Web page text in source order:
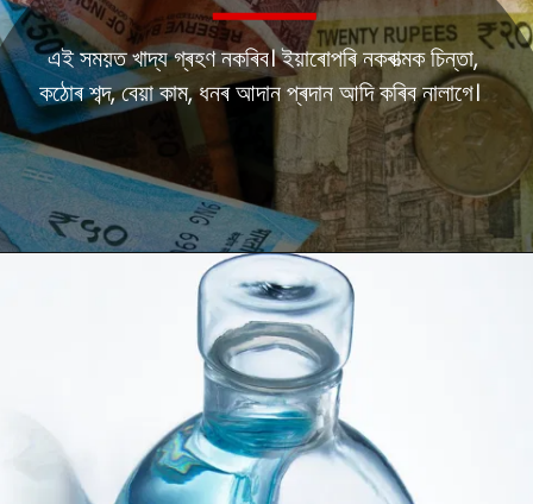
এই সময়ত খাদ্য গ্ৰহণ নকৰিব। ইয়াৰোপৰি নকৰাত্মক চিন্তা,
কঠোৰ শব্দ, বেয়া কাম, ধনৰ আদান প্ৰদান আদি কৰিব নালাগে।